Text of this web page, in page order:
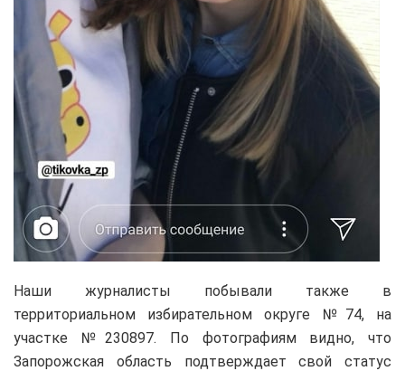
Наши журналисты побывали также в
территориальном избирательном округе №74, на
участке №230897. По фотографиям видно, что
Запорожская область подтверждает свой статус